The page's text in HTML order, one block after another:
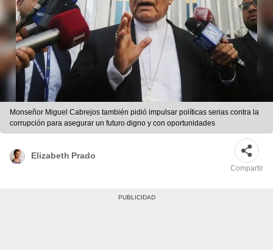
Monseñor Miguel Cabrejos también pidió impulsar políticas serias contra la
corrupción para asegurar un futuro digno y con oportunidades
Elizabeth Prado
Compartir